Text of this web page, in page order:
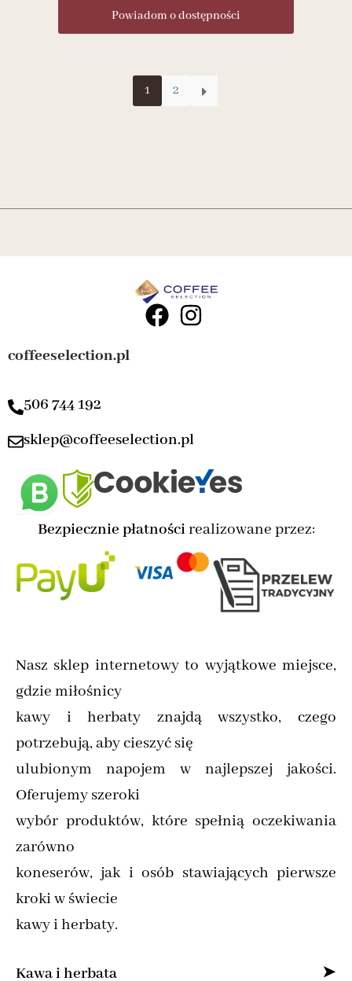
Powiadom o dostępności
1 2
coffeeselection.pl
506 744 192
sklep@coffeeselection.pl
Bezpiecznie płatnościrealizowane przez:
Nasz sklep internetowy to wyjątkowe miejsce,
gdzie miłośnicy
kawy i herbaty znajdą wszystko, czego
potrzebują, aby cieszyć się
ulubionym napojem w najlepszej jakości.
Oferujemy szeroki
wybór produktów, które spełnią oczekiwania
zarówno
koneserów, jak i osób stawiających pierwsze
kroki w świecie
kawy i herbaty.
Kawa i herbata